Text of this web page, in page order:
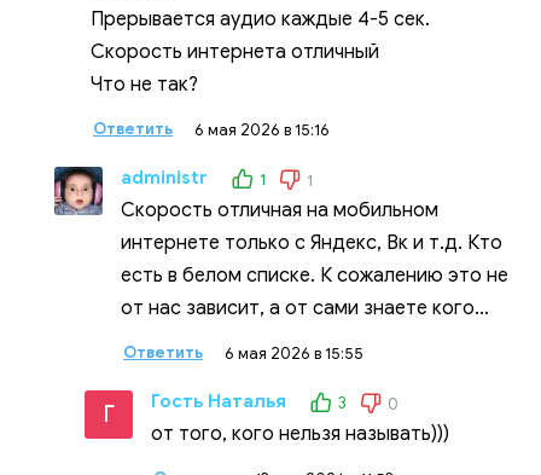
Прерывается аудио каждые 4-5 сек.
Скорость интернета отличный
Что не так?
Ответить 6 мая 2026 в 15:16
administr 1 1
Скорость отличная на мобильном
интернете только с Яндекс, Вк и т.д. Кто
есть в белом списке. К сожалению это не
от нас зависит, а от сами знаете кого...
Ответить 6 мая 2026 в 15:55
Г Гость Наталья 3 0
от того, кого нельзя называть)))